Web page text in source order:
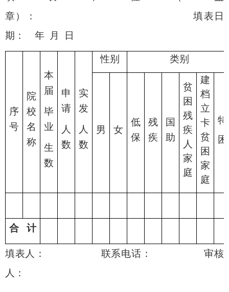
章）： 填表日
期： 年 月 日
序
号
院
校
名
称
本
届
毕
业
生
数
申
请
人
数
实
发
人
数
性别 类别
男 女
低
保
残
疾
国
助
贫
困
残
疾
人
家
庭
建
档
立
卡
贫
困
家
庭
特
困
合 计
填表人： 联系电话： 审核
人：